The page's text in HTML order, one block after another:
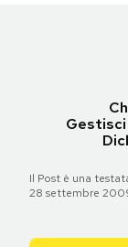
Il Post è una
28 settembre